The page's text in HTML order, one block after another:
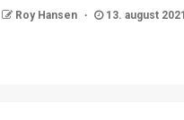
Roy Hansen 13. august 2021